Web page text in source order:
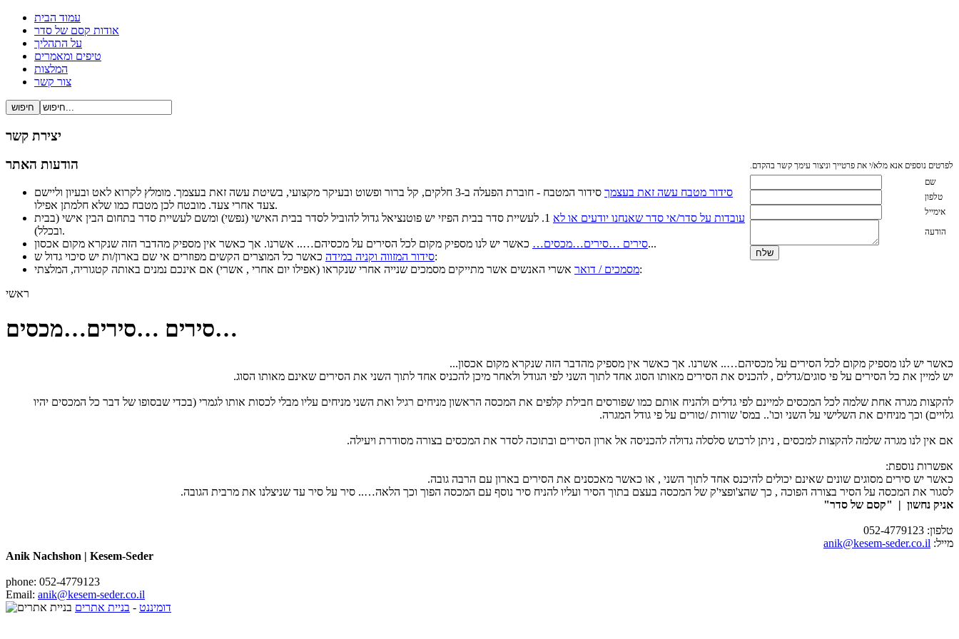
עמוד הבית
אודות קסם של סדר
על התהליך
טיפים ומאמרים
המלצות
צור קשר
יצירת קשר
לפרטים נוספים אנא מלא/י את פרטייך וניצור עימך קשר בהקדם.
שם
טלפון
אימייל
הודעה
הודעות האתר
סידור מטבח עשה זאת בעצמך
סידור המטבח - חוברת הפעלה ב-3 חלקים, קל ברור ופשוט ובעיקר מקצועי, בשיטת עשה זאת בעצמך. מומלץ לקרוא לאט ובעיון וליישם
צעד אחרי צעד. מובטח לכן מטבח כמו שלא חלמתן אפילו.
עובדות על סדר/אי סדר שאנחנו יודעים או לא
1. לעשיית סדר בבית הפיזי יש פוטנציאל גדול להוביל לסדר בבית האישי (נפשי) ומשם לעשיית סדר בתחום הבין אישי (בבית
ובכלל).
סירים …סירים…מכסים…כאשר יש לנו מספיק מקום לכל הסירים על מכסיהם….. אשרנו. אך כאשר אין מספיק מהדבר הזה שנקרא מקום אכסון...
סידור המזווה וקניה במידהכאשר כל המוצרים הקשים מפוזרים אי שם בארון/ות יש סיכוי גדול ש:
מסמכים / דואראשרי האנשים אשר מתייקים מסמכים שנייה אחרי שנקראו (אפילו יום אחרי , אשרי) אם אינכם נמנים באותה קטגוריה, המלצתי:
ראשי
סירים …סירים…מכסים…
כאשר יש לנו מספיק מקום לכל הסירים על מכסיהם….. אשרנו. אך כאשר אין מספיק מהדבר הזה שנקרא מקום אכסון...
יש למיין את כל הסירים על פי סוגים/גדלים , להכניס את הסירים מאותו הסוג אחד לתוך השני לפי הגודל ולאחר מיכן להכניס אחד לתוך השני את הסירים שאינם מאותו הסוג.
להקצות מגרה אחת שלמה לכל המכסים למיינם לפי גדלים ולהניח אותם כמו שפורסים חבילת קלפים את המכסה הראשון מניחים רגיל ואת השני מניחים עליו מבלי לכסות אותו לגמרי (בכדי שבסופו של דבר כל המכסים יהיו
גלויים) וכך מניחים את השלישי על השני וכו'.. במס' שורות /טורים על פי גודל המגרה.
אם אין לנו מגרה שלמה להקצות למכסים , ניתן לרכוש סלסלה גדולה להכניסה אל ארון הסירים ובתוכה לסדר את המכסים בצורה מסודרת ויעילה.
אפשרות נוספת:
כאשר יש סירים מסוגים שונים שאינם יכולים להיכנס אחד לתוך השני , או כאשר מאכסנים את הסירים בארון עם הרבה גובה.
לסגור את המכסה על הסיר בצורה הפוכה , כך שהצ'ופצי'ק של המכסה בעצם בתוך הסיר ועליו להניח סיר נוסף עם המכסה הפוך וכך הלאה….. סיר על סיר עד שניצלנו את מרבית הגובה.
אניק נחשון | "קסם של סדר"
טלפון: 052-4779123
מייל: anik@kesem-seder.co.il
Anik Nachshon | Kesem-Seder
phone: 052-4779123
Email: anik@kesem-seder.co.il
דומיננט - בניית אתרים